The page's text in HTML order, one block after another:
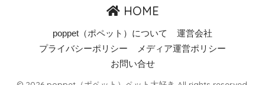
HOME
poppet（ポペット）について
運営会社
プライバシーポリシー
メディア運営ポリシー
お問い合せ